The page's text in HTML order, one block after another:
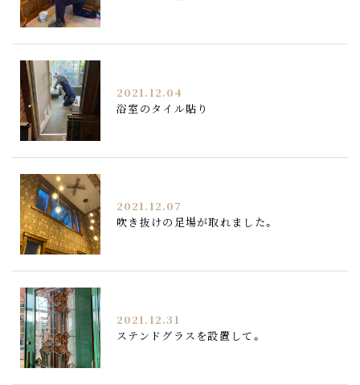
2021.12.04
浴室のタイル貼り
2021.12.07
吹き抜けの足場が取れました。
2021.12.31
ステンドグラスを設置して。